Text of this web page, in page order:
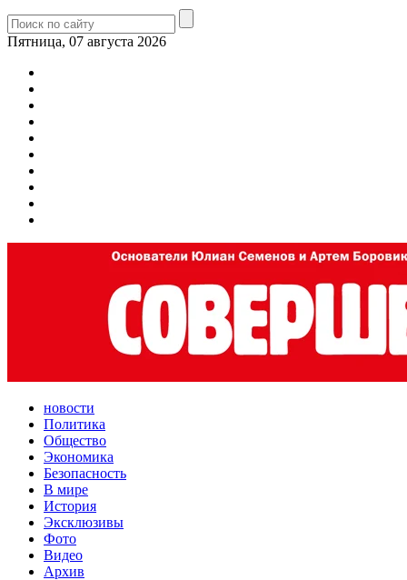
Пятница, 07 августа 2026
новости
Политика
Общество
Экономика
Безопасность
В мире
История
Эксклюзивы
Фото
Видео
Архив